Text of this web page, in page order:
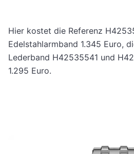
Hier kostet die Referenz
Edelstahlarmband 1.345 Euro,
Lederband H42535541 und
1.295 Euro.